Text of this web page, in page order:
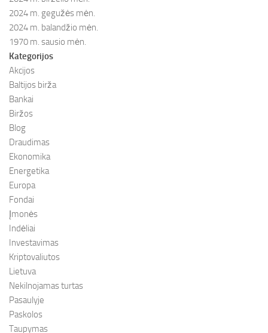
2024 m. gegužės mėn.
2024 m. balandžio mėn.
1970 m. sausio mėn.
Kategorijos
Akcijos
Baltijos birža
Bankai
Biržos
Blog
Draudimas
Ekonomika
Energetika
Europa
Fondai
Įmonės
Indėliai
Investavimas
Kriptovaliutos
Lietuva
Nekilnojamas turtas
Pasaulyje
Paskolos
Taupymas